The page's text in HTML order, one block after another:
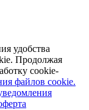
удобства
Продолжая
cookie-
файлов cookie.